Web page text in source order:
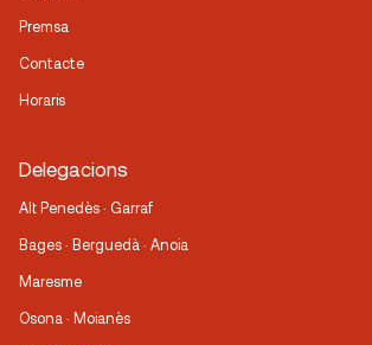
Premsa
Contacte
Horaris
Delegacions
Alt Penedès · Garraf
Bages · Berguedà · Anoia
Maresme
Osona · Moianès